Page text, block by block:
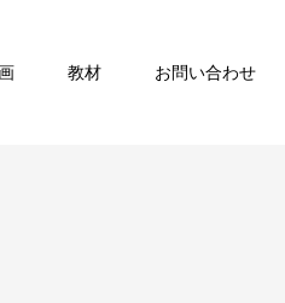
教材 お問い合わせ